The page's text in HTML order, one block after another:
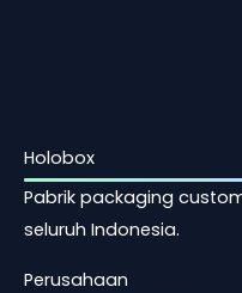
Holobox
Pabrik packaging
seluruh Indonesia.
Perusahaan